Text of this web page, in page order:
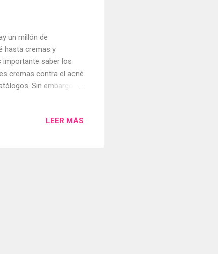
un millón de
hasta cremas y
importante saber los
cremas contra el acné
Sin embargo,
encontrará como el
LEER MÁS